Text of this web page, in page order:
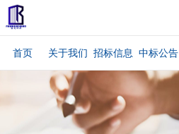
首页 关于我们 招标信息 中标公告